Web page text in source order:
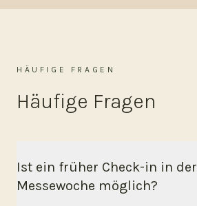
HÄUFIGE FRAGEN
Häufige Fragen
Ist ein früher Check-in in der
Messewoche möglich?